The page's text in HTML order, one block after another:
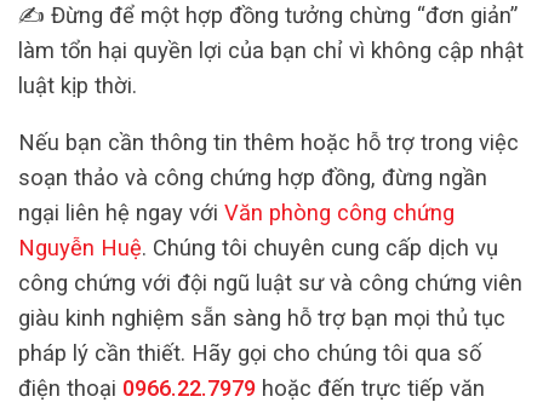
✍️ Đừng để một hợp đồng tưởng chừng “đơn giản”
làm tổn hại quyền lợi của bạn chỉ vì không cập nhật
luật kịp thời.
Nếu bạn cần thông tin thêm hoặc hỗ trợ trong việc
soạn thảo và công chứng hợp đồng, đừng ngần
ngại liên hệ ngay với Văn phòng công chứng
Nguyễn Huệ. Chúng tôi chuyên cung cấp dịch vụ
công chứng với đội ngũ luật sư và công chứng viên
giàu kinh nghiệm sẵn sàng hỗ trợ bạn mọi thủ tục
pháp lý cần thiết. Hãy gọi cho chúng tôi qua số
điện thoại 0966.22.7979 hoặc đến trực tiếp văn